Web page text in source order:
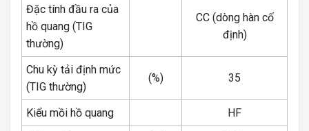
Đặc tính đầu ra của
hồ quang (TIG
thường)
CC (dòng hàn cố
định)
Chu kỳ tải định mức
(TIG thường)
(%) 35
Kiểu mồi hồ quang
HF